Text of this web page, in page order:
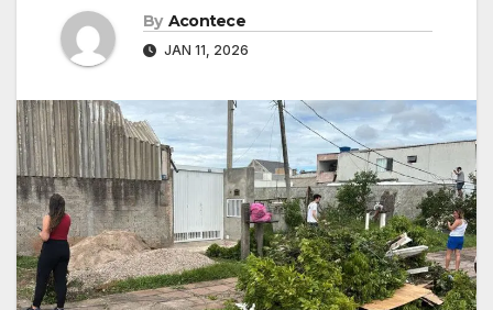
By Acontece
JAN 11, 2026